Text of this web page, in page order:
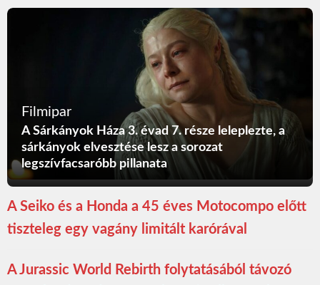
Filmipar
A Sárkányok Háza 3. évad 7. része leleplezte, a
sárkányok elvesztése lesz a sorozat
legszívfacsaróbb pillanata
A Seiko és a Honda a 45 éves Motocompo előtt
tiszteleg egy vagány limitált karórával
A Jurassic World Rebirth folytatásából távozó